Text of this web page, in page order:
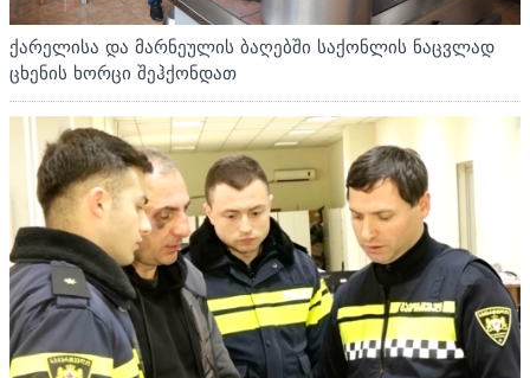
ქარელისა და მარნეულის ბაღებში საქონლის ნაცვლად
ცხენის ხორცი შეჰქონდათ